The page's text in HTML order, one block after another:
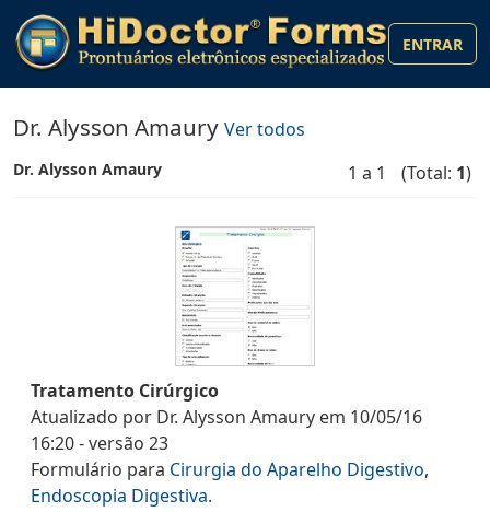
ENTRAR
Dr. Alysson Amaury Ver todos
Dr. Alysson Amaury 1 a 1 (Total: 1)
Tratamento Cirúrgico
Atualizado por Dr. Alysson Amaury em 10/05/16
16:20- versão 23
Formulário para Cirurgia do Aparelho Digestivo,
Endoscopia Digestiva.